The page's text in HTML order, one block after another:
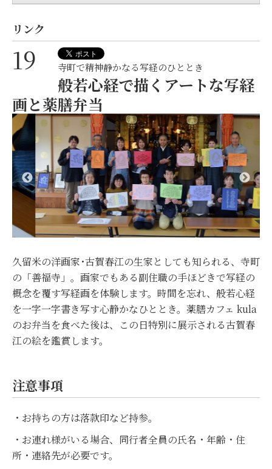
リンク
19 寺町で精神静かなる写経のひととき
般若心経で描くアートな写経
画と薬膳弁当
久留米の洋画家･古賀春江の生家としても知られる、寺町
の「善福寺」。画家でもある副住職の手ほどきで写経の
概念を覆す写経画を体験します。時間を忘れ、般若心経
を一字一字書き写す心静かなひととき。薬膳カフェ kula
のお弁当を食べた後は、この日特別に展示される古賀春
江の絵を鑑賞します。
注意事項
・お持ちの方は落款印など持参。
・お連れ様がいる場合、同行者全員の氏名・年齢・住
所・連絡先が必要です。